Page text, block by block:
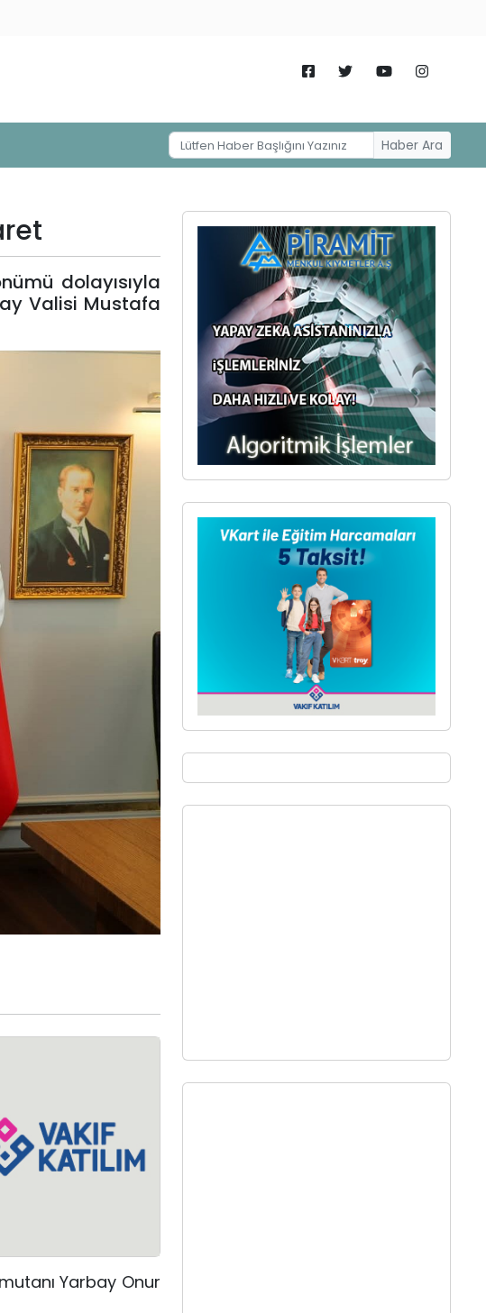
Haber Ara
dolayısıyla
Valisi Mustafa
Yarbay Onur